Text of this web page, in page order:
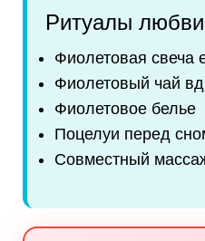
Ритуалы любви
Фиолетовая свеча
Фиолетовый чай
Фиолетовое белье
Поцелуи перед
Совместный